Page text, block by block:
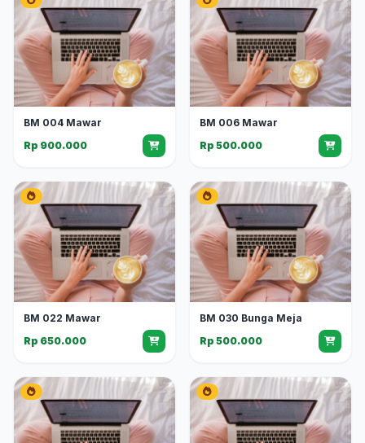
BM 004 Mawar
Rp 900.000
BM 006 Mawar
Rp 500.000
BM 022 Mawar
Rp 650.000
BM 030 Bunga Meja
Rp 500.000